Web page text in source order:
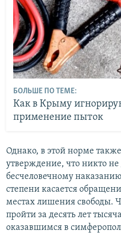
БОЛЬШЕ ПО ТЕМЕ:
Как в Крыму
применение пыток
Однако, в этой норме
утверждение, что никто не
бесчеловечному
степени касается
местах лишения свободы.
пройти за десять лет
оказавшимся в